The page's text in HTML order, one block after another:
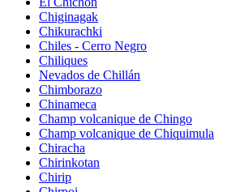
Chiginagak
Chikurachki
Chiles - Cerro Negro
Chiliques
Nevados de Chillán
Chimborazo
Chinameca
Champ volcanique de Chingo
Champ volcanique de Chiquimula
Chiracha
Chirinkotan
Chirip